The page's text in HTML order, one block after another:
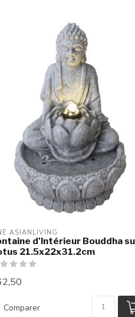
ASIANLIVING
d'Intérieur Bouddha
21.5x22x31.2cm
Comparer